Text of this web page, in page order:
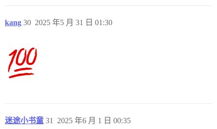
kang 2025 年5 月 31 日 01:30
30
迷途小书童 2025 年6 月 1 日 00:35
31